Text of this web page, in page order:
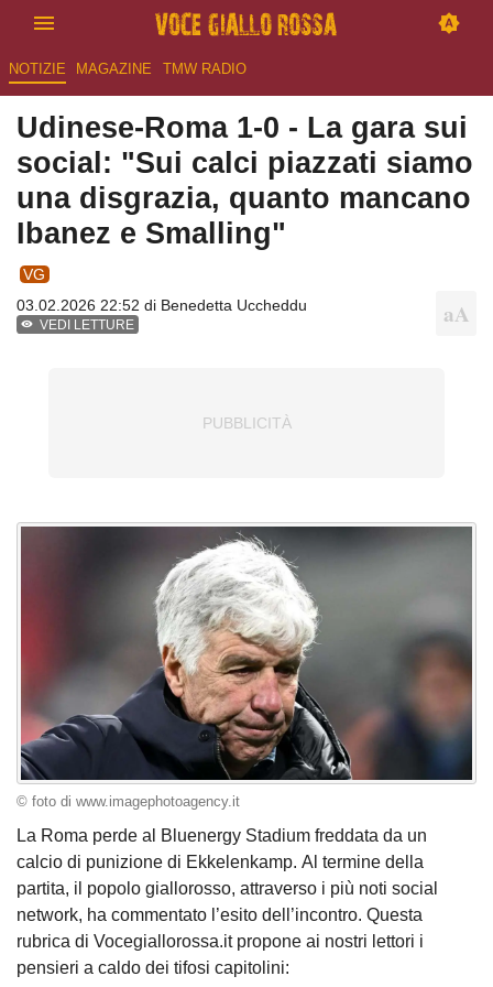
NOTIZIE MAGAZINE TMW RADIO
Udinese-Roma 1-0 - La gara sui
social: "Sui calci piazzati siamo
una disgrazia, quanto mancano
Ibanez e Smalling"
VG
03.02.2026 22:52 di Benedetta Uccheddu
VEDI LETTURE
© foto di www.imagephotoagency.it
La Roma perde al Bluenergy Stadium freddata da un
calcio di punizione di Ekkelenkamp. Al termine della
partita, il popolo giallorosso, attraverso i più noti social
network, ha commentato l’esito dell’incontro. Questa
rubrica di Vocegiallorossa.it propone ai nostri lettori i
pensieri a caldo dei tifosi capitolini: